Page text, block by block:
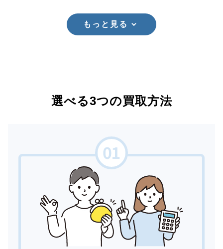
もっと見る
選べる3つの買取方法